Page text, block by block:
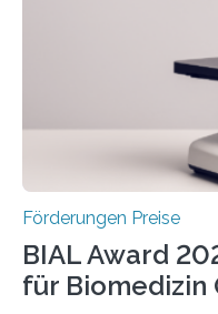
Preis aus. Er richtet
Forscherinnen und
werden soll eine
hochrangige
Förderungen Preise
BIAL Award
für Biomedizin